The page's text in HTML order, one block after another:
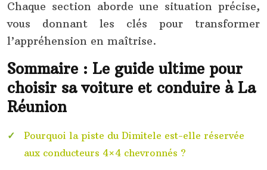
Chaque section aborde une situation précise,
vous donnant les clés pour transformer
l’appréhension en maîtrise.
Sommaire : Le guide ultime pour
choisir sa voiture et conduire à La
Réunion
Pourquoi la piste du Dimitele est-elle réservée
aux conducteurs 4×4 chevronnés ?